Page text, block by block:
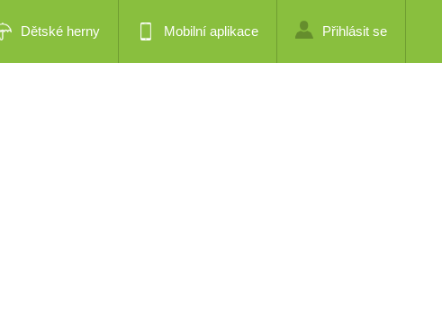
Dětské herny Mobilní aplikace Přihlásit se